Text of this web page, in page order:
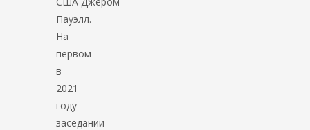
Пауэлл.
На
первом
в
2021
году
заседании